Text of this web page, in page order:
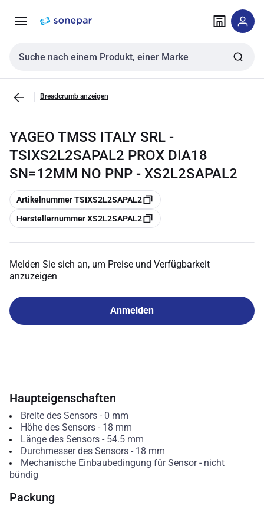
NavigationInhalt
Sucheingabe
Breadcrumb anzeigen
YAGEO TMSS ITALY SRL -
TSIXS2L2SAPAL2 PROX DIA18
SN=12MM NO PNP - XS2L2SAPAL2
Kopieren
Artikelnummer TSIXS2L2SAPAL2
Kopieren
Herstellernummer XS2L2SAPAL2
Melden Sie sich an, um Preise und Verfügbarkeit
anzuzeigen
Anmelden
Haupteigenschaften
Breite des Sensors- 0 mm
Höhe des Sensors- 18 mm
Länge des Sensors- 54.5 mm
Durchmesser des Sensors- 18 mm
Mechanische Einbaubedingung für Sensor- nicht
bündig
Packung